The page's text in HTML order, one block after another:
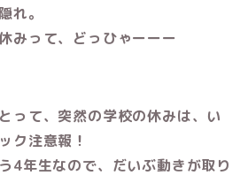
れ。
みって、どっひゃーーー
って、突然の学校の休みは、い
ク注意報！
4年生なので、だいぶ動きが取り